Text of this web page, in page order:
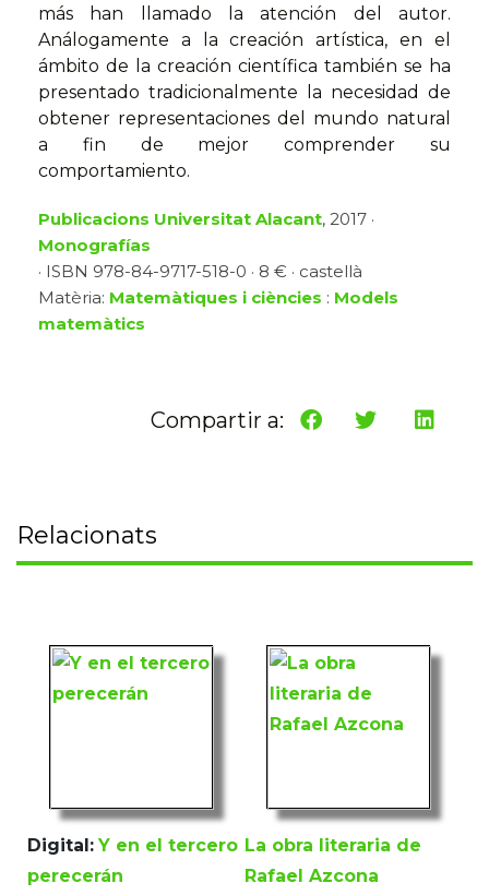
más han llamado la atención del autor.
Análogamente a la creación artística, en el
ámbito de la creación científica también se ha
presentado tradicionalmente la necesidad de
obtener representaciones del mundo natural
a fin de mejor comprender su
comportamiento.
Publicacions Universitat Alacant, 2017 ·
Monografías
· ISBN 978-84-9717-518-0 · 8 € · castellà
Matèria: Matemàtiques i ciències : Models
matemàtics
Compartir a:
Relacionats
Digital: Y en el tercero
perecerán
La obra literaria de
Rafael Azcona